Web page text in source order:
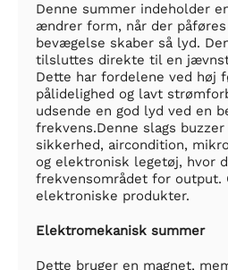
Denne summer indeholder
ændrer form, når der
bevægelse skaber så lyd.
tilsluttes direkte til en
Dette har fordelene ved høj
pålidelighed og lavt
udsende en god lyd ved en
frekvens.Denne slags
sikkerhed, aircondition,
og elektronisk legetøj, hvor
frekvensområdet for output.
elektroniske produkter.
Elektromekanisk summer
Dette bruger en magnet,